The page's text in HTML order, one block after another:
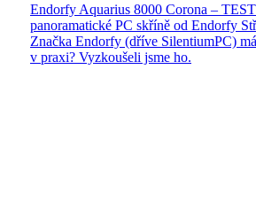
Endorfy Aquarius 8000 Corona –
panoramatické PC skříně od Endorfy
Značka Endorfy (dříve SilentiumPC)
v praxi? Vyzkoušeli jsme ho.